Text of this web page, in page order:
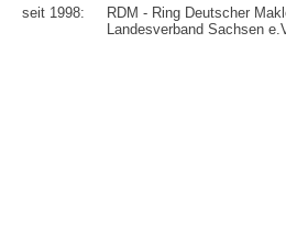
seit 1998:
RDM - Ring Deutscher
Landesverband Sachsen